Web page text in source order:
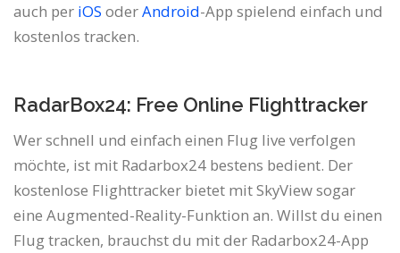
auch per iOS oderAndroid-App spielend einfach und
kostenlos tracken.
RadarBox24: Free Online Flighttracker
Wer schnell und einfach einen Flug live verfolgen
möchte, ist mit Radarbox24 bestens bedient. Der
kostenlose Flighttracker bietet mit SkyView sogar
eine Augmented-Reality-Funktion an. Willst du einen
Flug tracken, brauchst du mit der Radarbox24-App